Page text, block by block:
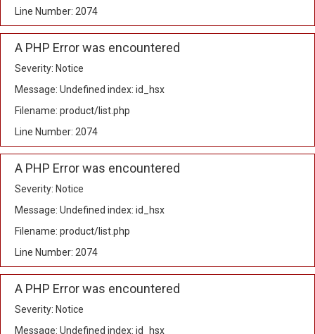
Line Number: 2074
A PHP Error was encountered
Severity: Notice
Message: Undefined index: id_hsx
Filename: product/list.php
Line Number: 2074
A PHP Error was encountered
Severity: Notice
Message: Undefined index: id_hsx
Filename: product/list.php
Line Number: 2074
A PHP Error was encountered
Severity: Notice
Message: Undefined index: id_hsx